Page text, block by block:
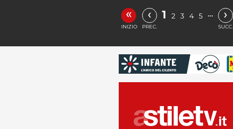
«
INIZIO
‹
PREC.
1 2 3 4 5 … ›
SUCC.